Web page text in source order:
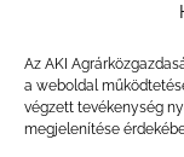
Az AKI
a weboldal
végzett tevékenység
megjelenítése